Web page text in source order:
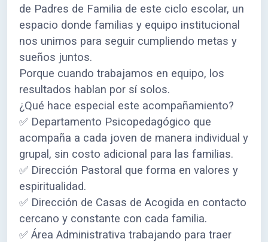
de Padres de Familia de este ciclo escolar, un
espacio donde familias y equipo institucional
nos unimos para seguir cumpliendo metas y
sueños juntos.
Porque cuando trabajamos en equipo, los
resultados hablan por sí solos.
¿Qué hace especial este acompañamiento?
✅ Departamento Psicopedagógico que
acompaña a cada joven de manera individual y
grupal, sin costo adicional para las familias.
✅ Dirección Pastoral que forma en valores y
espiritualidad.
✅ Dirección de Casas de Acogida en contacto
cercano y constante con cada familia.
✅ Área Administrativa trabajando para traer